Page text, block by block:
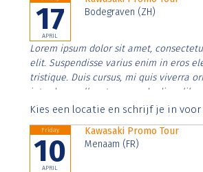
17
APRIL
Bodegraven (ZH)
Lorem ipsum dolor sit amet,
elit. Suspendisse varius enim in eros
tristique. Duis cursus, mi quis viverra
interdum nulla, ut commodo diam
Aenean faucibus nibh et justo cursus
Kies een locatie en schrijf je in
Friday
10
APRIL
Kawasaki Promo Tour
Menaam (FR)